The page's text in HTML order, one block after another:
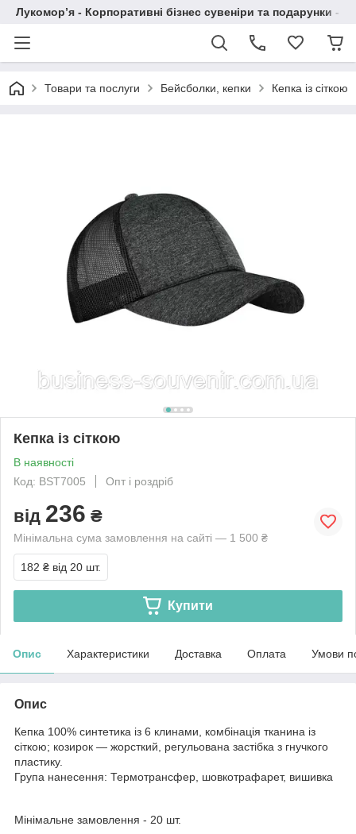
Лукомор’я - Корпоративні бізнес сувеніри та подарунки -
Товари та послуги Бейсболки, кепки Кепка із сіткою
Кепка із сіткою
В наявності
Код: BST7005
Опт і роздріб
від 236 ₴
Мінімальна сума замовлення на сайті — 1 500 ₴
182 ₴ від 20 шт.
Купити
Опис Характеристики Доставка Оплата Умови
Опис
Кепка 100% синтетика із 6 клинами, комбінація тканина із
сіткою; козирок — жорсткий, регульована застібка з гнучкого
пластику.
Група нанесення: Термотрансфер, шовкотрафарет, вишивка
Мінімальне замовлення - 20 шт.